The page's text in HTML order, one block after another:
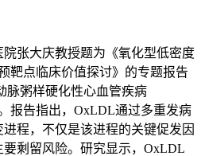
张大庆教授题为《氧化型低密度
靶点临床价值探讨》的专题报告
脉粥样硬化性心血管疾病
报告指出，OxLDL通过多重发病
程，不仅是该进程的关键促发因
剩留风险。研究显示，OxLDL